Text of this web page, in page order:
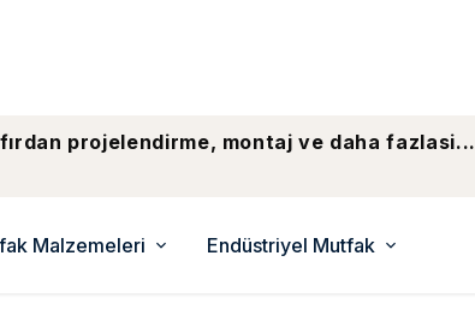
projelendirme, montaj ve daha fazlasi...
Malzemeleri Endüstriyel Mutfak